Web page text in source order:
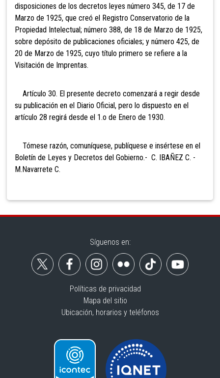
disposiciones de los decretos leyes número 345, de 17 de
Marzo de 1925, que creó el Registro Conservatorio de la
Propiedad Intelectual; número 388, de 18 de Marzo de 1925,
sobre depósito de publicaciones oficiales; y número 425, de
20 de Marzo de 1925, cuyo título primero se refiere a la
Visitación de Imprentas.
Artículo 30. El presente decreto comenzará a regir desde
su publicación en el Diario Oficial, pero lo dispuesto en el
artículo 28 regirá desde el 1.o de Enero de 1930.
Tómese razón, comuníquese, publíquese e insértese en el
Boletín de Leyes y Decretos del Gobierno.- C. IBAÑEZ C. -
M.Navarrete C.
Síguenos en:
Políticas de privacidad
Mapa del sitio
Ubicación, horarios y teléfonos